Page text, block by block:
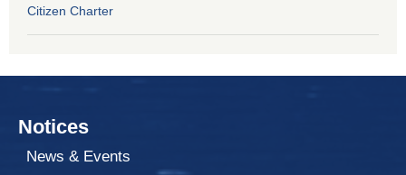
Citizen Charter
Notices
News & Events